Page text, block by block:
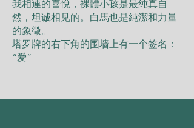
我相連的喜悅，裸體小孩是最纯真自
然，坦诚相见的。白馬也是純潔和力量
的象徵。
塔罗牌的右下角的围墙上有一个签名：
“爱”